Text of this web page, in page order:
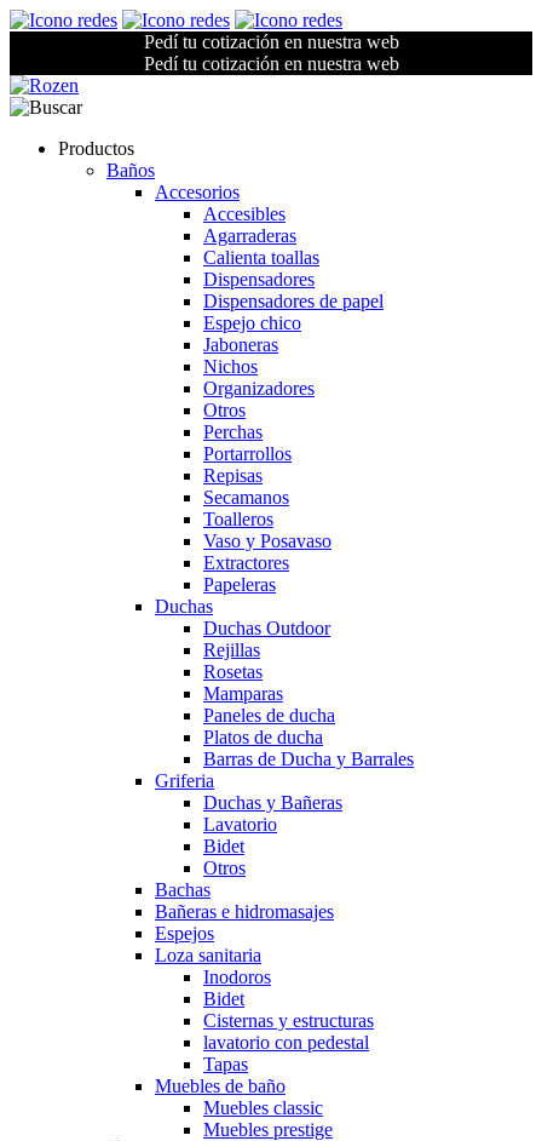
Pedí tu cotización en nuestra web
Pedí tu cotización en nuestra web
Productos
Baños
Accesorios
Accesibles
Agarraderas
Calienta toallas
Dispensadores
Dispensadores de papel
Espejo chico
Jaboneras
Nichos
Organizadores
Otros
Perchas
Portarrollos
Repisas
Secamanos
Toalleros
Vaso y Posavaso
Extractores
Papeleras
Duchas
Duchas Outdoor
Rejillas
Rosetas
Mamparas
Paneles de ducha
Platos de ducha
Barras de Ducha y Barrales
Griferia
Duchas y Bañeras
Lavatorio
Bidet
Otros
Bachas
Bañeras e hidromasajes
Espejos
Loza sanitaria
Inodoros
Bidet
Cisternas y estructuras
lavatorio con pedestal
Tapas
Muebles de baño
Muebles classic
Muebles prestige